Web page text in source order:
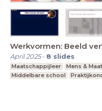
Werkvormen: Beeld
April 2025- 8 slides
Maatschappijleer Mens &
Middelbare school